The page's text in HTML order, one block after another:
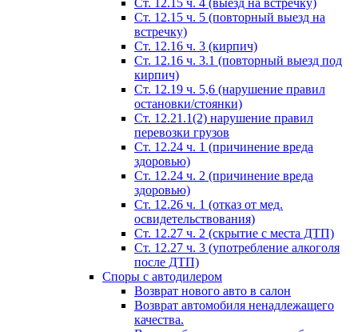
Ст. 12.15 ч. 4 (выезд на встречку)
Ст. 12.15 ч. 5 (повторный выезд на
встречку)
Ст. 12.16 ч. 3 (кирпич)
Ст. 12.16 ч. 3.1 (повторный выезд под
кирпич)
Ст. 12.19 ч. 5,6 (нарушение правил
остановки/стоянки)
Ст. 12.21.1(2) нарушение правил
перевозки грузов
Ст. 12.24 ч. 1 (причинение вреда
здоровью)
Ст. 12.24 ч. 2 (причинение вреда
здоровью)
Ст. 12.26 ч. 1 (отказ от мед.
освидетельствования)
Ст. 12.27 ч. 2 (скрытие с места ДТП)
Ст. 12.27 ч. 3 (употребление алкоголя
после ДТП)
Споры с автодилером
Возврат нового авто в салон
Возврат автомобиля ненадлежащего
качества.